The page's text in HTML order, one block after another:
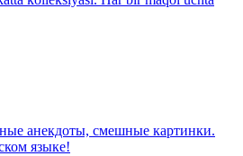
анекдоты, смешные картинки.
языке!